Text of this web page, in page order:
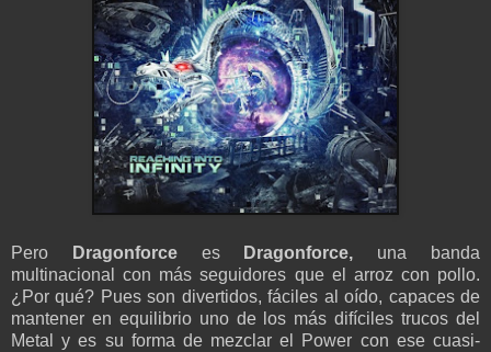
Pero Dragonforcees Dragonforce, una banda
multinacional con más seguidores que el arroz con pollo.
¿Por qué? Pues son divertidos, fáciles al oído, capaces de
mantener en equilibrio uno de los más difíciles trucos del
Metal y es su forma de mezclar el Power con ese cuasi-